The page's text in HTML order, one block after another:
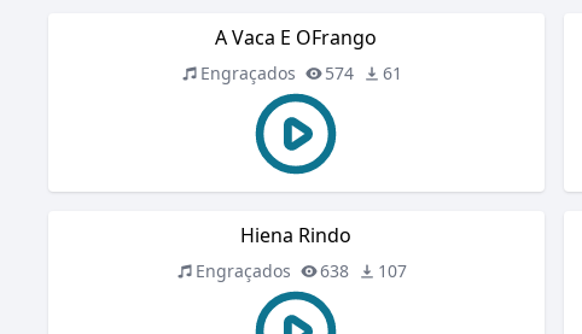
A Vaca E OFrango
Engraçados 574 61
Hiena Rindo
Engraçados 638 107